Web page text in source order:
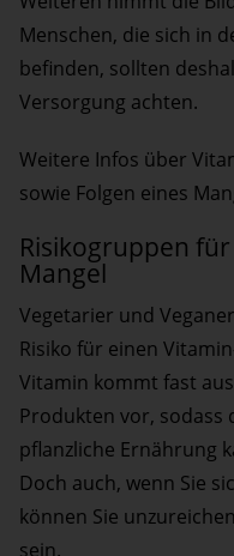
Menschen, die sich in
befinden, sollten
Versorgung achten.
Weitere Infos über
sowie Folgen eines
Risikogruppen
Mangel
Vegetarier und
Risiko für einen
Vitamin kommt fast
Produkten vor, sodass
pflanzliche Ernährung
Doch auch, wenn Sie
können Sie
sein.